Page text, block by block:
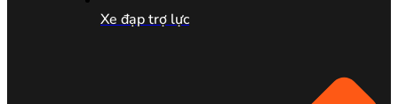
Xe đạp trợ lực